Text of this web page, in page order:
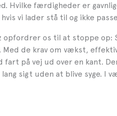
Hvilke færdigheder er
vi lader stå til og ikke
opfordrer os til at stoppe op:
Med de krav om vækst,
fart på vej ud over en kant.
lang sigt uden at blive syge. I